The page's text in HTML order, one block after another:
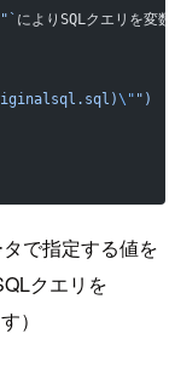
"` によりSQLクエリを変
\" ")
で指定する値を
クエリを
）